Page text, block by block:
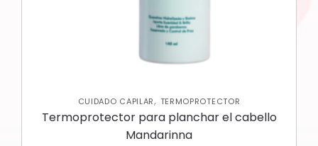
CUIDADO CAPILAR, TERMOPROTECTOR
Termoprotector para planchar el cabello
Mandarinna